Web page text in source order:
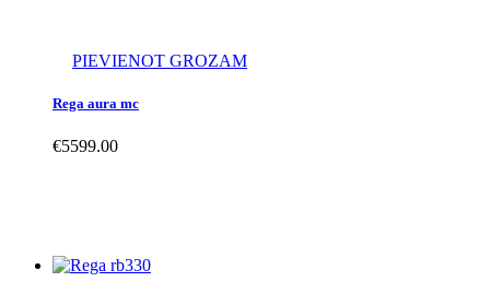
PIEVIENOT GROZAM
Rega aura mc
€5599.00